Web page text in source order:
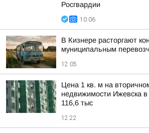
Росгвардии
10:06
В Кизнере расторгают
муниципальным
12:05
Цена 1 кв. м на
недвижимости Ижевска
116,6 тыс
12:22